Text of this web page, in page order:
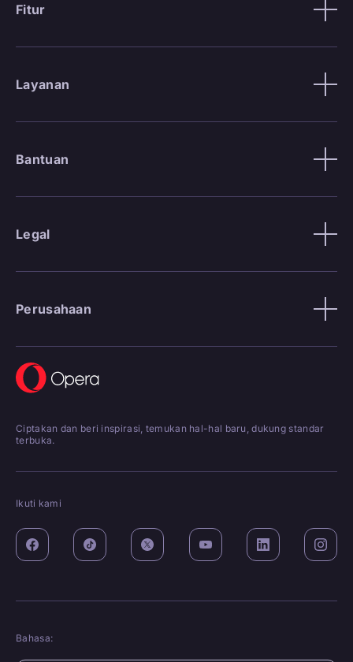
Fitur
Layanan
Bantuan
Legal
Perusahaan
Ciptakan dan beri inspirasi, temukan hal-hal baru, dukung standar
terbuka.
Ikuti kami
Bahasa: